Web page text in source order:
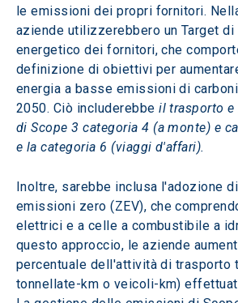
le emissioni dei propri fornitori.
aziende utilizzerebbero un Target di
energetico dei fornitori, che
definizione di obiettivi per
energia a basse emissioni di
2050. Ciò includerebbe il trasporto
di Scope 3 categoria 4 (a monte) e
e la categoria 6 (viaggi d'affari).
Inoltre, sarebbe inclusa l'adozione
emissioni zero (ZEV), che
elettrici e a celle a combustibile a
questo approccio, le aziende
percentuale dell'attività di trasporto
tonnellate-km o veicoli-km)